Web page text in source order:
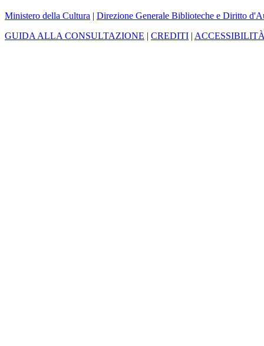
Ministero della Cultura | Direzione Generale Biblioteche e Diritto
GUIDA ALLA CONSULTAZIONE | CREDITI |